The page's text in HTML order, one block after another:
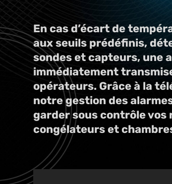
En cas d’écart de
aux seuils prédéfinis,
sondes et capteurs, une
immédiatement
opérateurs. Grâce à la
notre gestion des
garder sous contrôle
congélateurs et